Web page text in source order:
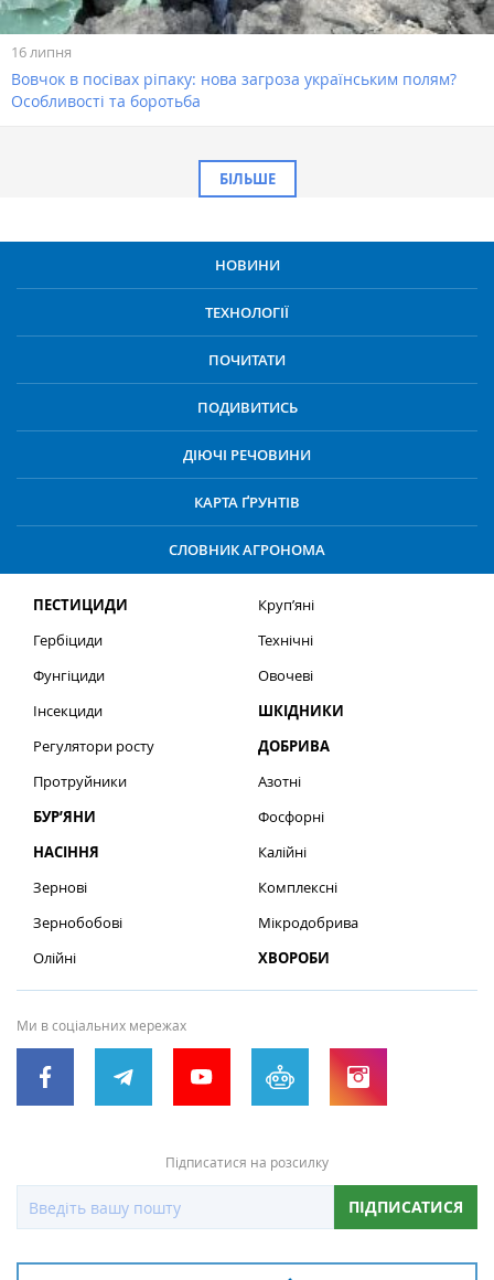
16 липня
Вовчок в посівах ріпаку: нова загроза українським полям?
Особливості та боротьба
БІЛЬШЕ
НОВИНИ
ТЕХНОЛОГІЇ
ПОЧИТАТИ
ПОДИВИТИСЬ
ДІЮЧІ РЕЧОВИНИ
КАРТА ҐРУНТІВ
СЛОВНИК АГРОНОМА
ПЕСТИЦИДИ
Гербіциди
Фунгіциди
Інсекциди
Регулятори росту
Протруйники
БУР’ЯНИ
НАСІННЯ
Зернові
Зернобобові
Олійні
Круп’яні
Технічні
Овочеві
ШКІДНИКИ
ДОБРИВА
Азотні
Фосфорні
Калійні
Комплексні
Мікродобрива
ХВОРОБИ
Ми в соціальних мережах
Підписатися на розсилку
ПІДПИСАТИСЯ